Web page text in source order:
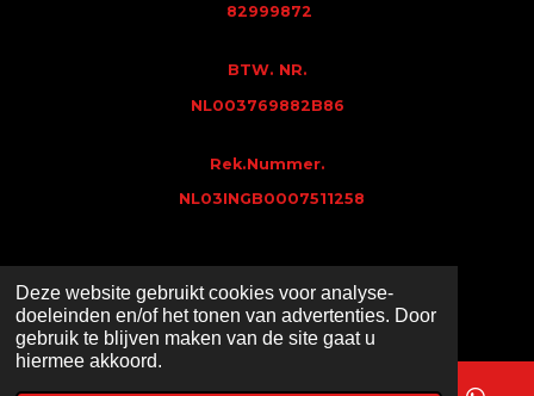
Deze website gebruikt cookies voor analyse-
doeleinden en/of het tonen van advertenties. Door
gebruik te blijven maken van de site gaat u
hiermee akkoord.
82999872
BTW. NR.
NL003769882B86
Rek.Nummer.
NL03INGB0007511258
Powered by : Salcom-home
© 2021 - 2026 MB-Valkenswaard